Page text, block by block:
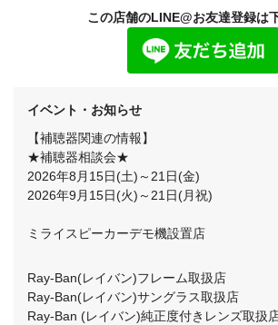
この店舗のLINE@お友達登録は
イベント・お知らせ
【補聴器関連の情報】
★補聴器相談会★
2026年8月15日(土)～21日(金)
2026年9月15日(火)～21日(月祝)
ミライスピーカーデモ機設置店
Ray-Ban(レイバン)フレーム取扱店
Ray-Ban(レイバン)サングラス取扱店
Ray-Ban (レイバン)純正度付きレンズ取扱